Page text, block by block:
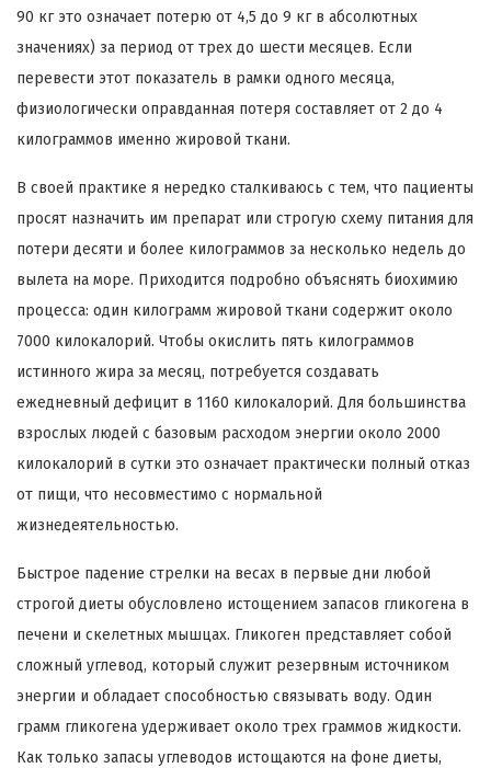
90 кг это означает потерю от 4,5 до 9 кг в абсолютных
значениях) за период от трех до шести месяцев. Если
перевести этот показатель в рамки одного месяца,
физиологически оправданная потеря составляет от 2 до 4
килограммов именно жировой ткани.
В своей практике я нередко сталкиваюсь с тем, что пациенты
просят назначить им препарат или строгую схему питания для
потери десяти и более килограммов за несколько недель до
вылета на море. Приходится подробно объяснять биохимию
процесса: один килограмм жировой ткани содержит около
7000 килокалорий. Чтобы окислить пять килограммов
истинного жира за месяц, потребуется создавать
ежедневный дефицит в 1160 килокалорий. Для большинства
взрослых людей с базовым расходом энергии около 2000
килокалорий в сутки это означает практически полный отказ
от пищи, что несовместимо с нормальной
жизнедеятельностью.
Быстрое падение стрелки на весах в первые дни любой
строгой диеты обусловлено истощением запасов гликогена в
печени и скелетных мышцах. Гликоген представляет собой
сложный углевод, который служит резервным источником
энергии и обладает способностью связывать воду. Один
грамм гликогена удерживает около трех граммов жидкости.
Как только запасы углеводов истощаются на фоне диеты,